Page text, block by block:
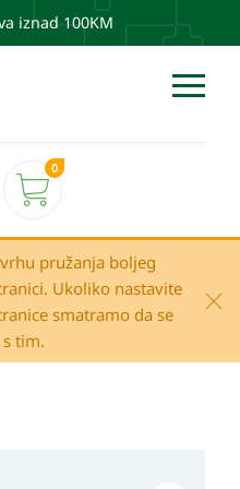
iznad 100KM
0
pružanja boljeg
Ukoliko nastavite
smatramo da se
s tim.